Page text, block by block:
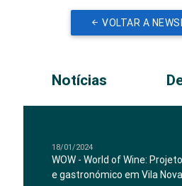
VOLTAR A
Notícias
18/01/2024
WOW - World of Wine:
e gastronómico em Vila